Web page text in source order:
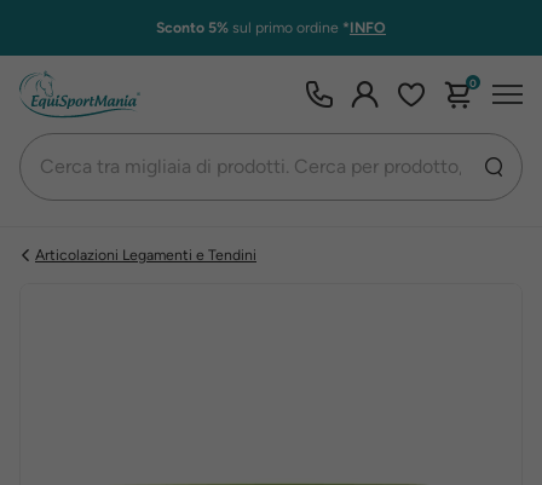
Sconto 5% sul primo ordine *INFO
0
Articolazioni Legamenti e Tendini